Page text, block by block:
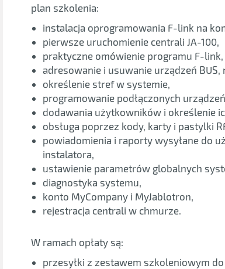
plan szkolenia:
instalacja oprogramowania F-link na
pierwsze uruchomienie centrali JA-100,
praktyczne omówienie programu F-link,
adresowanie i usuwanie urządzeń BUS,
określenie stref w systemie,
programowanie podłączonych
dodawania użytkowników i określenie
obsługa poprzez kody, karty i pastylki
powiadomienia i raporty wysyłane do
instalatora,
ustawienie parametrów globalnych
diagnostyka systemu,
konto MyCompany i MyJablotron,
rejestracja centrali w chmurze.
W ramach opłaty są:
przesyłki z zestawem szkoleniowym